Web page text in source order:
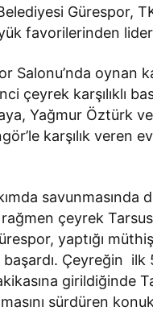
Gürespor,
favorilerinden
Salonu’nda oynan
çeyrek karşılıklı
Yağmur Öztürk
karşılık veren
çeyrek
yaptığı
başardı. Çeyreğin ilk
girildiğinde
sürdüren